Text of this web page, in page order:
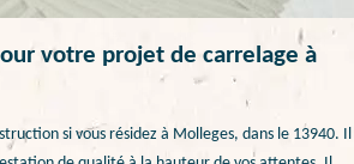
votre projet de carrelage à
si vous résidez à Molleges, dans le 13940. Il